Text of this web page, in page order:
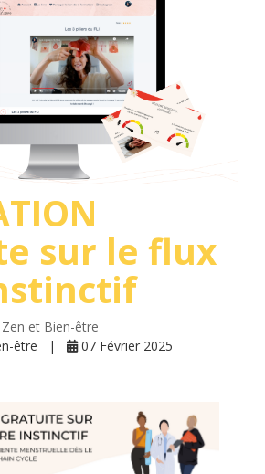
sur le flux
et Bien-être
être
07 Février 2025